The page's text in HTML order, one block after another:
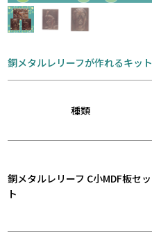
銅メタルレリーフが作れるキット
種類
銅メタルレリーフ C小MDF板セッ
ト